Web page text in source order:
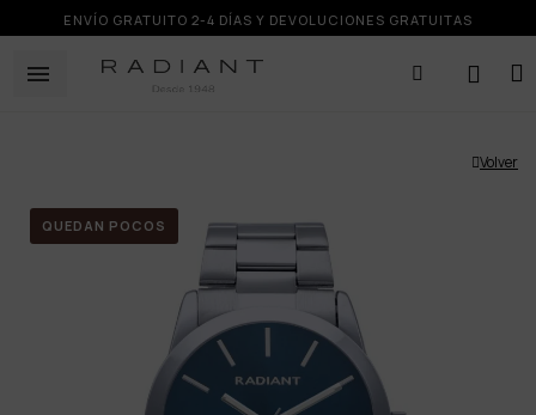
ENVÍO GRATUITO 2-4 DÍAS Y DEVOLUCIONES GRATUITAS
Volver
QUEDAN POCOS